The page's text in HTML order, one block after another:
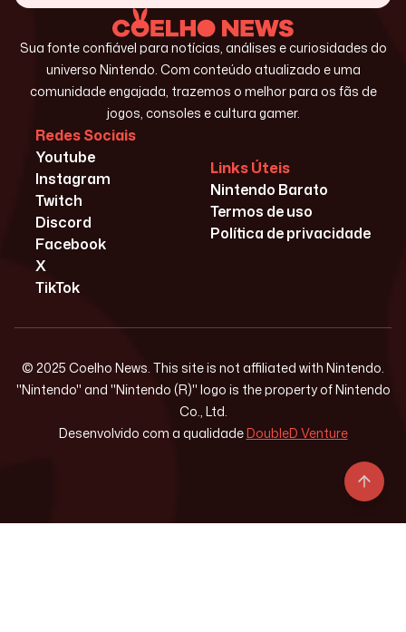
Sua fonte confiável para notícias, análises e curiosidades do
universo Nintendo. Com conteúdo atualizado e uma
comunidade engajada, trazemos o melhor para os fãs de
jogos, consoles e cultura gamer.
Redes Sociais
Youtube
Instagram
Twitch
Discord
Facebook
X
TikTok
Links Úteis
Nintendo Barato
Termos de uso
Política de privacidade
© 2025 Coelho News. This site is not affiliated with Nintendo.
"Nintendo" and "Nintendo (R)" logo is the property of Nintendo
Co., Ltd.
Desenvolvido com a qualidadeDoubleD Venture